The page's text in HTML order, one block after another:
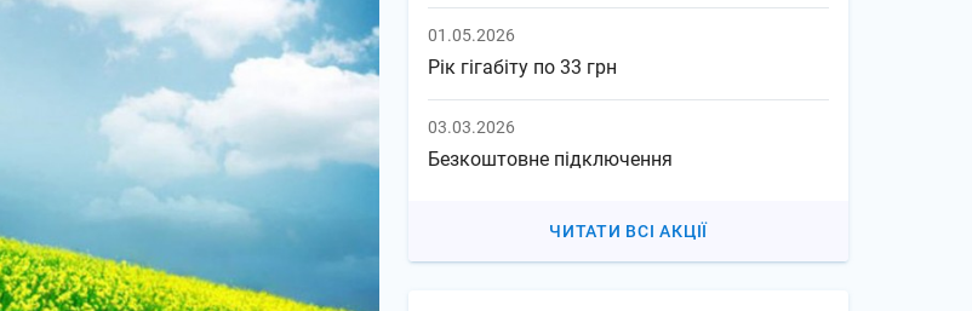
01.05.2026
Рік гігабіту по 33 грн
03.03.2026
Безкоштовне підключення
ЧИТАТИ ВСІ АКЦІЇ